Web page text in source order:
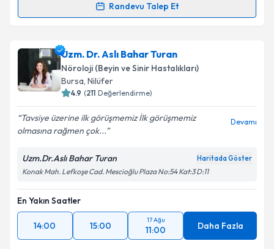
Randevu Talep Et
Randevu Takvimi Talebi
Uzm. Dr. Rodi Sarı Polatiçin randevu takvimi talebi
oluşturun. Size bu uzmandan randevu almanız için bir
takvim hazırlandığında e-posta ile bilgilendireceğiz.
Kişisel verilerimin işlenmesine ilişkin
Aydınlatma
Metni'ni okudum ve kişisel verilerimin belirtilen
kapsamda işlenmesini kabul ediyorum.
Takvim Talebini Gönder
Uzm. Dr. Aslı Bahar Turan
Nöroloji (Beyin ve Sinir Hastalıkları)
Bursa, Nilüfer
4.9 (211 Değerlendirme)
Tavsiye üzerine ilk görüşmemiz İlk görüşmemiz
olmasına rağmen çok...
Devamı
Uzm.Dr.Aslı Bahar Turan Haritada Göster
Konak Mah. Lefkoşe Cad. Mescioğlu Plaza No:54 Kat:3 D:11
En Yakın Saatler
14:00 15:00
17 Ağu
11:00 Daha Fazla